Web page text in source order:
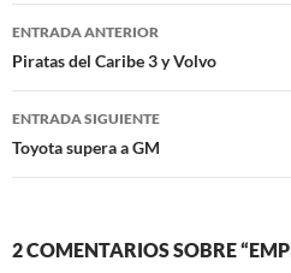
Navegación
de
entradas
ENTRADA ANTERIOR
Piratas del Caribe 3 y Volvo
ENTRADA SIGUIENTE
Toyota supera a GM
2 COMENTARIOS SOBRE